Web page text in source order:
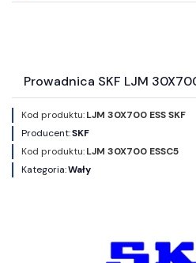
Prowadnica SKF LJM
Kod produktu:LJM 30X700 ESS SKF
Producent:SKF
Kod produktu:LJM 30X700 ESSC5
Kategoria:Wały